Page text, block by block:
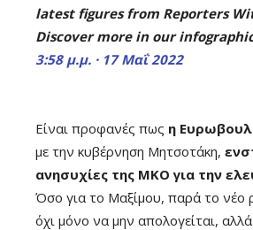
latest figures from Reporters
Discover more in our
3:58 μ.μ. · 17 Μαΐ 2022
Είναι προφανές πως η
με την κυβέρνηση Μητσοτάκη,
ανησυχίες της ΜΚΟ για την
Όσο για το Μαξίμου, παρά το νέο
όχι μόνο να μην απολογείται,